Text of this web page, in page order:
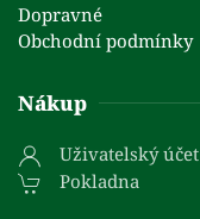
Dopravné
Obchodní podmínky
Nákup
Uživatelský účet
Pokladna